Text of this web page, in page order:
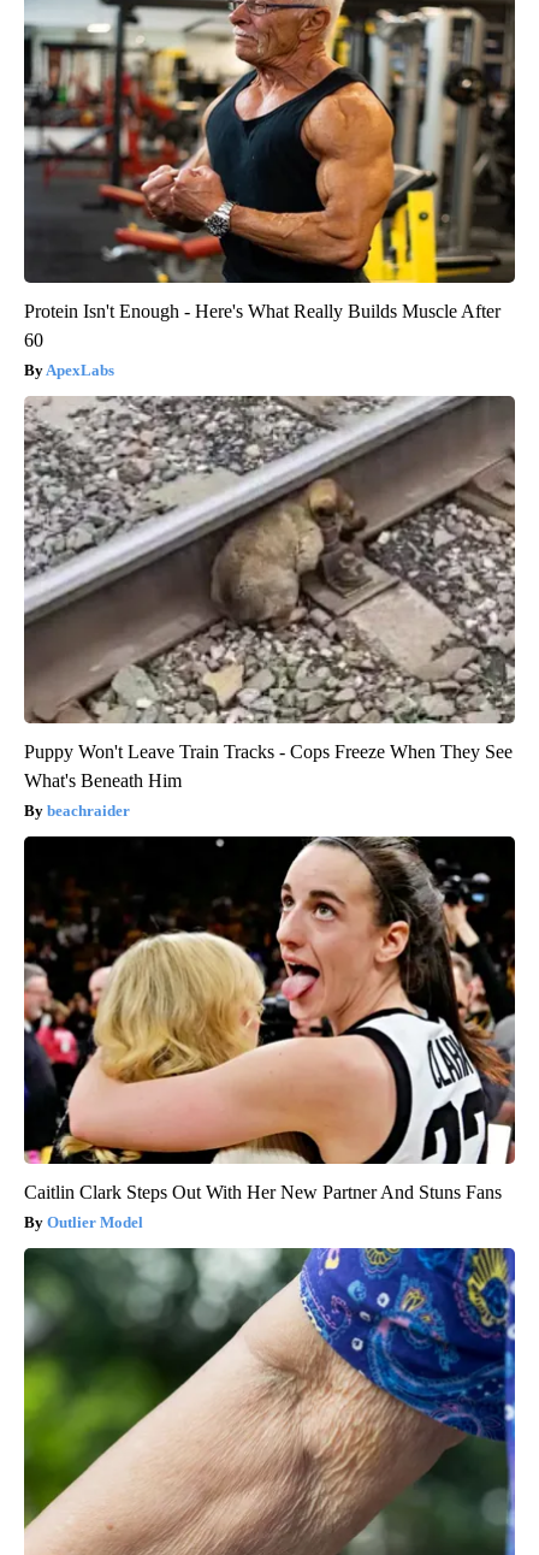
Protein Isn't Enough - Here's What Really Builds Muscle After
60
ApexLabs
Puppy Won't Leave Train Tracks - Cops Freeze When They See
What's Beneath Him
beachraider
Caitlin Clark Steps Out With Her New Partner And Stuns Fans
Outlier Model